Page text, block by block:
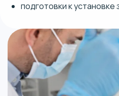
подготовки к установке